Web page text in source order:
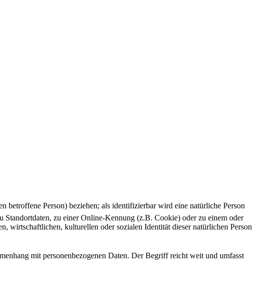
Person) beziehen; als identifizierbar wird eine natürliche Person
zu einer Online-Kennung (z.B. Cookie) oder zu einem oder
wirtschaftlichen, kulturellen oder sozialen Identität dieser natürlichen Person
mit personenbezogenen Daten. Der Begriff reicht weit und umfasst